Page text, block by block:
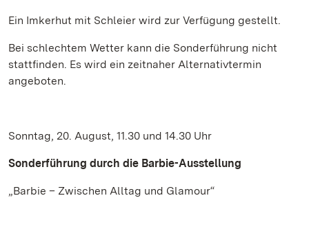
Ein Imkerhut mit Schleier wird zur Verfügung gestellt.
Bei schlechtem Wetter kann die Sonderführung nicht
stattfinden. Es wird ein zeitnaher Alternativtermin
angeboten.
Sonntag, 20. August, 11.30 und 14.30 Uhr
Sonderführung durch die Barbie-Ausstellung
„Barbie – Zwischen Alltag und Glamour“